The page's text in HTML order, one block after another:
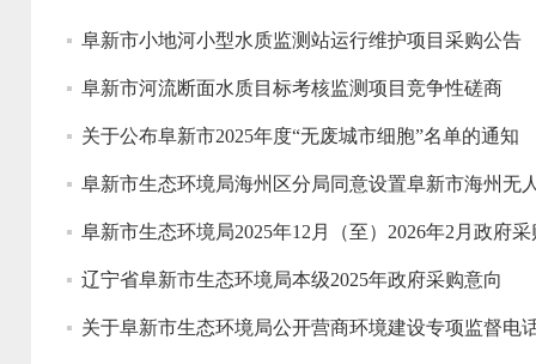
阜新市小地河小型水质监测站运行维护项目采购公告
阜新市河流断面水质目标考核监测项目竞争性磋商
关于公布阜新市2025年度“无废城市细胞”名单的通知
阜新市生态环境局海州区分局同意设置阜新市海州无
阜新市生态环境局2025年12月（至）2026年2月政府
辽宁省阜新市生态环境局本级2025年政府采购意向
关于阜新市生态环境局公开营商环境建设专项监督电